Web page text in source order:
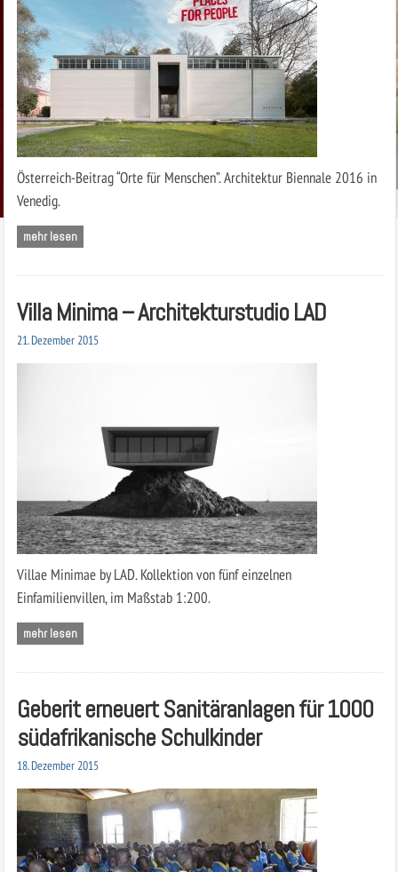
Österreich-Beitrag “Orte für Menschen”. Architektur Biennale 2016 in
Venedig.
mehr lesen
Villa Minima – Architekturstudio LAD
21. Dezember 2015
Villae Minimae by LAD. Kollektion von fünf einzelnen
Einfamilienvillen, im Maßstab 1:200.
mehr lesen
Geberit erneuert Sanitäranlagen für 1000
südafrikanische Schulkinder
18. Dezember 2015